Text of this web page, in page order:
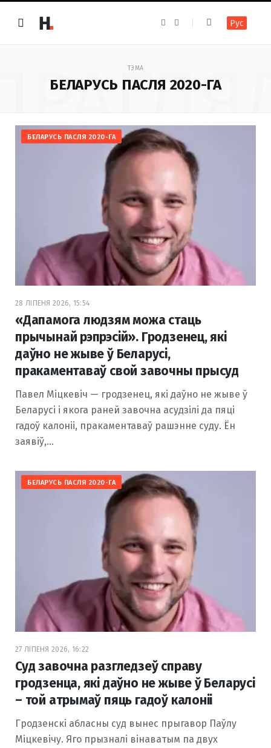
e
t
m
Рус
ТЭМА
БЕЛАРУСЬ ПАСЛЯ 2020-ГА
БЕЛАРУСЬ ПАСЛЯ 2020-ГА
28 ЛІПЕНЯ 2026, 15:54
«Дапамога людзям можа стаць
прычынай рэпрэсій». Гродзенец, які
даўно не жыве ў Беларусі,
пракаментаваў свой завочны прысуд
Павел Міцкевіч — гродзенец, які даўно не жыве ў
Беларусі і якога раней завочна асудзілі да пяці
гадоў калоніі, пракаментаваў рашэнне суду. Ён
заявіў,…
БЕЛАРУСЬ ПАСЛЯ 2020-ГА
27 ЛІПЕНЯ 2026, 16:22
Суд завочна разгледзеў справу
гродзенца, які даўно не жыве ў Беларусі
– той атрымаў пяць гадоў калоніі
Гродзенскі абласны суд вынес прыгавор Паўлу
Міцкевічу. Яго прызналі вінаватым па двух